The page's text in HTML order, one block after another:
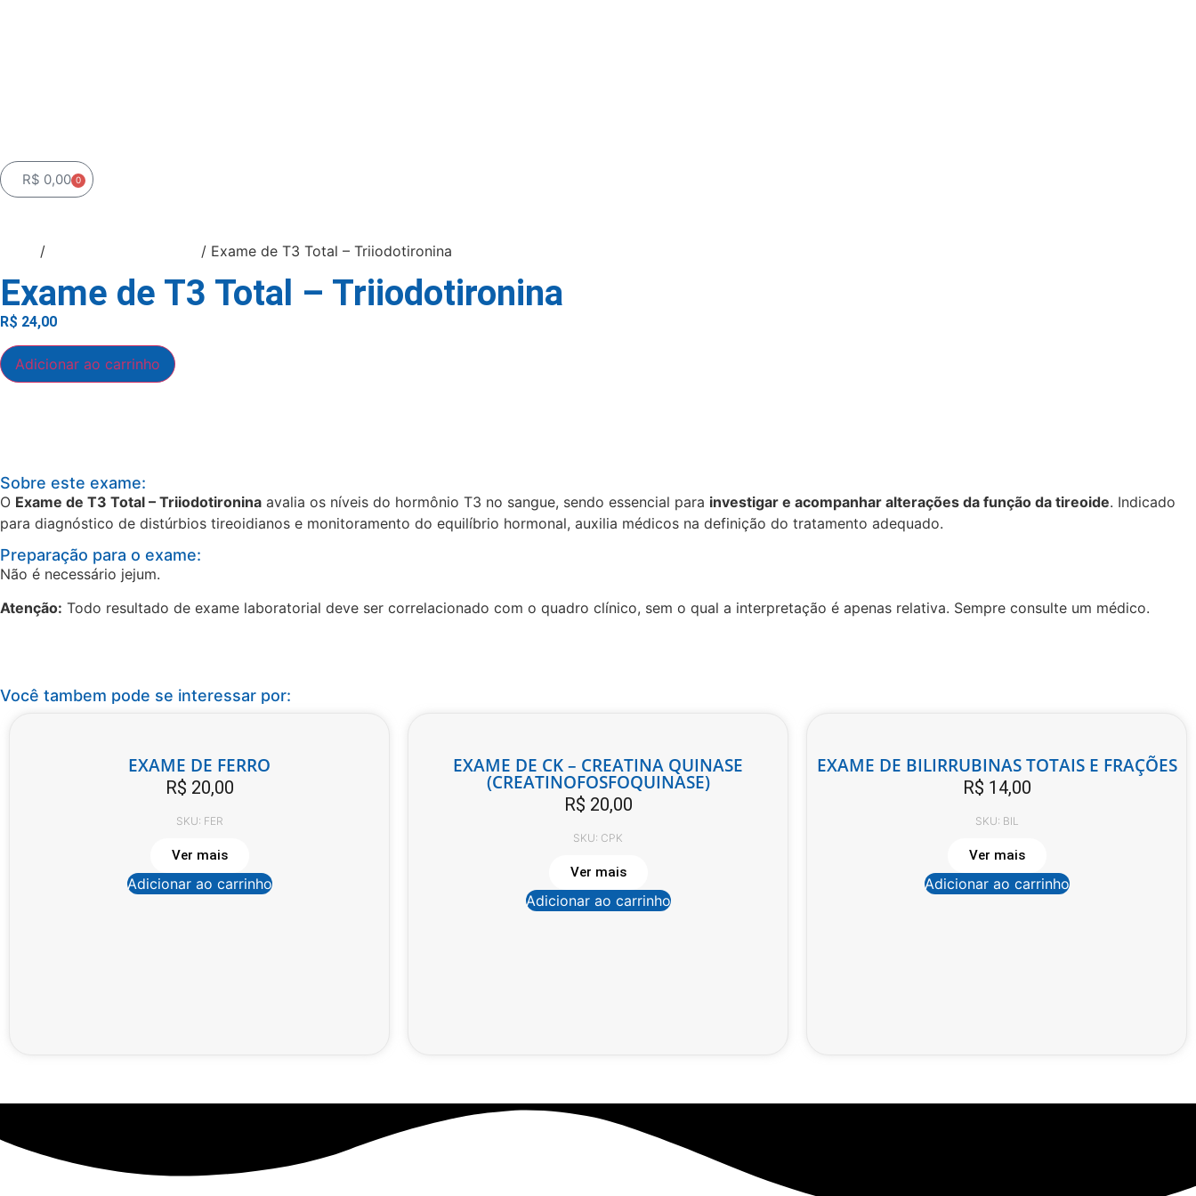
R$ 0,00 0
/ / Exame de T3 Total – Triiodotironina
Exame de T3 Total – Triiodotironina
R$ 24,00
Adicionar ao carrinho
Sobre este exame:
O Exame de T3 Total – Triiodotironina avalia os níveis do hormônio T3 no sangue, sendo essencial para investigar e acompanhar alterações da função da tireoide. Indicado
para diagnóstico de distúrbios tireoidianos e monitoramento do equilíbrio hormonal, auxilia médicos na definição do tratamento adequado.
Preparação para o exame:
Não é necessário jejum.
Atenção: Todo resultado de exame laboratorial deve ser correlacionado com o quadro clínico, sem o qual a interpretação é apenas relativa. Sempre consulte um médico.
Você tambem pode se interessar por:
EXAME DE FERRO
R$ 20,00
SKU: FER
Ver mais
Adicionar ao carrinho
EXAME DE CK – CREATINA QUINASE
(CREATINOFOSFOQUINASE)
R$ 20,00
SKU: CPK
Ver mais
Adicionar ao carrinho
EXAME DE BILIRRUBINAS TOTAIS E FRAÇÕES
R$ 14,00
SKU: BIL
Ver mais
Adicionar ao carrinho